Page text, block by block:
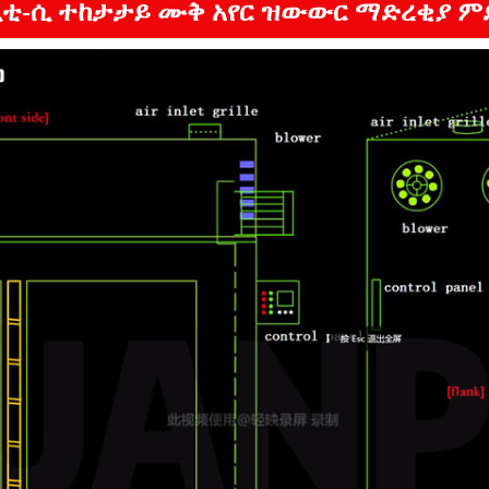
ሲ ተከታታይ ሙቅ አየር ዝውውር ማድረቂያ